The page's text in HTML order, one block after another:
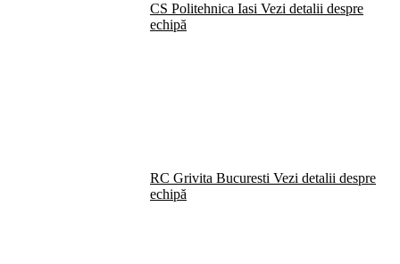
CS Politehnica Iasi Vezi detalii despre
echipă
RC Grivita Bucuresti Vezi detalii despre
echipă